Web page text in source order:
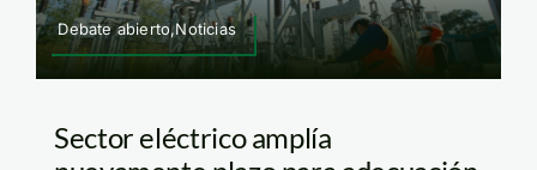
Debate abierto,Noticias
Sector eléctrico amplía